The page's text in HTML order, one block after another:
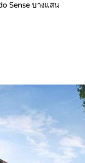
Sense บางแสน